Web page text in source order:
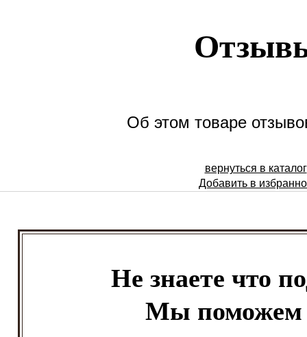
Об этом товаре
вернуться в каталог
Добавить в
Не знаете что
Мы